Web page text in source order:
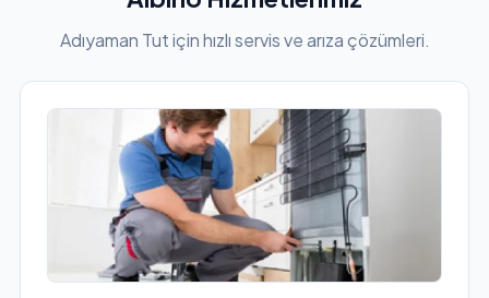
Adıyaman Tut için hızlı servis ve arıza çözümleri.